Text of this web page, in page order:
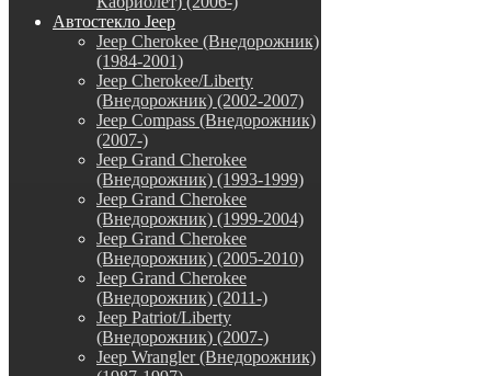
Автостекло Jeep
Jeep Cherokee (Внедорожник)
(1984-2001)
Jeep Cherokee/Liberty
(Внедорожник) (2002-2007)
Jeep Compass (Внедорожник)
(2007-)
Jeep Grand Cherokee
(Внедорожник) (1993-1999)
Jeep Grand Cherokee
(Внедорожник) (1999-2004)
Jeep Grand Cherokee
(Внедорожник) (2005-2010)
Jeep Grand Cherokee
(Внедорожник) (2011-)
Jeep Patriot/Liberty
(Внедорожник) (2007-)
Jeep Wrangler (Внедорожник)